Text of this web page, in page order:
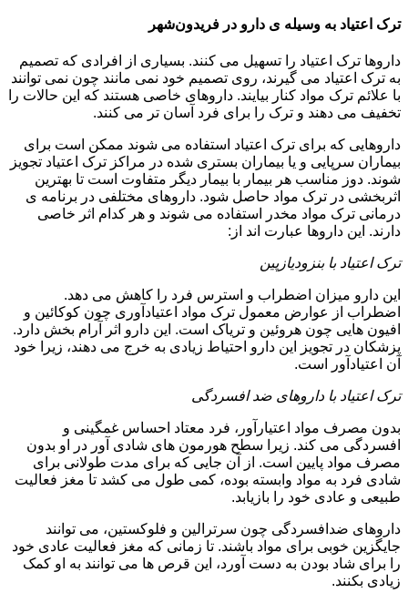
ترک اعتیاد به وسیله ی دارو در فریدون‌شهر
داروها ترک اعتیاد را تسهیل می کنند. بسیاری از افرادی که تصمیم
به ترک اعتیاد می گیرند، روی تصمیم خود نمی مانند چون نمی توانند
با علائم ترک مواد کنار بیایند. داروهای خاصی هستند که این حالات را
تخفیف می دهند و ترک را برای فرد آسان تر می کنند.
داروهایی که برای ترک اعتیاد استفاده می شوند ممکن است برای
بیماران سرپایی و یا بیماران بستری شده در مراکز ترک اعتیاد تجویز
شوند. دوز مناسب هر بیمار با بیمار دیگر متفاوت است تا بهترین
اثربخشی در ترک مواد حاصل شود. داروهای مختلفی در برنامه ی
درمانی ترک مواد مخدر استفاده می شوند و هر کدام اثر خاصی
دارند. این داروها عبارت اند از:
ترک اعتیاد با بنزودیازپین
این دارو میزان اضطراب و استرس فرد را کاهش می دهد.
اضطراب از عوارض معمول ترک مواد اعتیادآوری چون کوکائین و
افیون هایی چون هروئین و تریاک است. این دارو اثر آرام بخش دارد.
پزشکان در تجویز این دارو احتیاط زیادی به خرج می دهند، زیرا خود
آن اعتیادآور است.
ترک اعتیاد با داروهای ضد افسردگی
بدون مصرف مواد اعتیارآور، فرد معتاد احساس غمگینی و
افسردگی می کند. زیرا سطح هورمون های شادی آور در او بدون
مصرف مواد پایین است. از آن جایی که برای مدت طولانی برای
شادی فرد به مواد وابسته بوده، کمی طول می کشد تا مغز فعالیت
طبیعی و عادی خود را بازیابد.
داروهای ضدافسردگی چون سرترالین و فلوکستین، می توانند
جایگزین خوبی برای مواد باشند. تا زمانی که مغز فعالیت عادی خود
را برای شاد بودن به دست آورد، این قرص ها می توانند به او کمک
زیادی بکنند.